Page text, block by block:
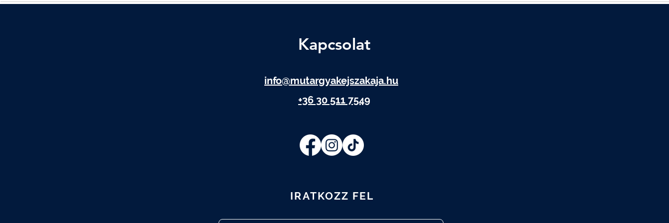
Kapcsolat
info@mutargyakejszakaja.hu
+36 30 511 7549
IRATKOZZ FEL